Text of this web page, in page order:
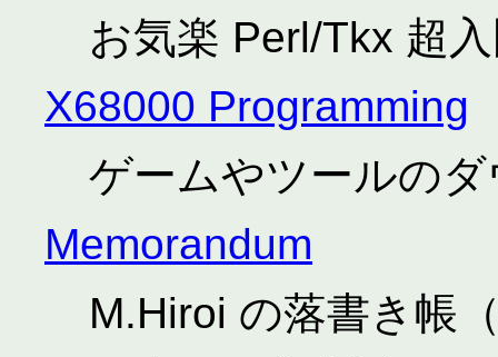
お気楽 Perl/Tkx 超
X68000 Programming
ゲームやツールの
Memorandum
M.Hiroi の落書き帳